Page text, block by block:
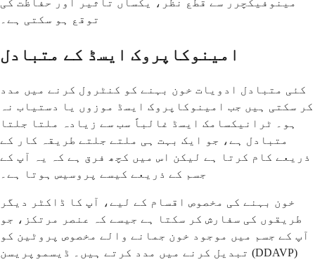
توقع ہو سکتی ہے۔
امینوکاپروک ایسڈ کے متبادل
کئی متبادل ادویات خون بہنے کو کنٹرول کرنے میں مدد
کر سکتی ہیں جب امینوکاپروک ایسڈ موزوں یا دستیاب نہ
ہو۔ ٹرانیکسامک ایسڈ غالباً سب سے زیادہ ملتا جلتا
متبادل ہے، جو ایک بہت ہی ملتے جلتے طریقہ کار کے
ذریعے کام کرتا ہے لیکن اس میں کچھ فرق ہے کہ یہ آپ کے
جسم کے ذریعے کیسے پروسیس ہوتا ہے۔
خون بہنے کی مخصوص اقسام کے لیے، آپ کا ڈاکٹر دیگر
طریقوں کی سفارش کر سکتا ہے جیسے کہ عنصر مرتکز، جو
آپ کے جسم میں موجود خون جمانے والے مخصوص پروٹین کو
تبدیل کرنے میں مدد کرتے ہیں۔ ڈیسموپریسن (DDAVP)